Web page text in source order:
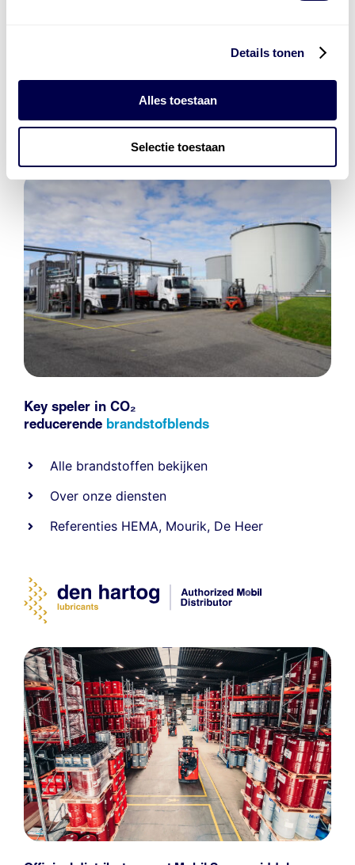
Details tonen
Alles toestaan
Selectie toestaan
Key speler in CO₂
reducerende brandstofblends
Alle brandstoffen bekijken
Over onze diensten
Referenties HEMA, Mourik, De Heer